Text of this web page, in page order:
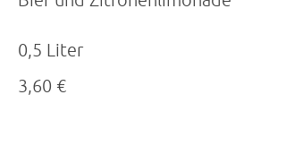
0,5 Liter
3,60 €